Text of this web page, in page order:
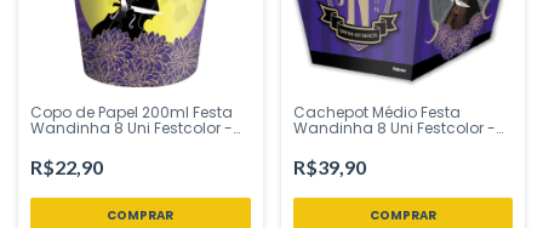
Copo de Papel 200ml Festa
Wandinha 8 Uni Festcolor -
R$22,90
Cachepot Médio Festa
Wandinha 8 Uni Festcolor -
R$39,90